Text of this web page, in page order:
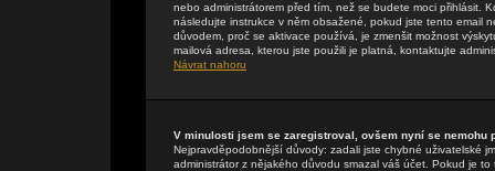
nebo administrátorem před tím, než se budete moci přihlásit.
následujte instrukce v něm obsažené, pokud jste tento email
důvodem, proč se aktivace používá, je zmenšit možnost
mailová adresa, kterou jste použili je platná, kontaktujte
Návrat nahoru
V minulosti jsem se zaregistroval, ovšem nyní se nemohu
Nejpravděpodobnější důvody: zadali jste chybné uživatelské
administrátor z nějakého důvodu smazal váš účet. Pokud je